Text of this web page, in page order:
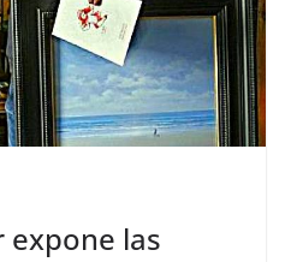
expone las